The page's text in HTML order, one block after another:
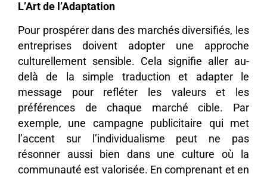
L’Art de l’Adaptation
Pour prospérer dans des marchés diversifiés, les
entreprises doivent adopter une approche
culturellement sensible. Cela signifie aller au-
delà de la simple traduction et adapter le
message pour refléter les valeurs et les
préférences de chaque marché cible. Par
exemple, une campagne publicitaire qui met
l’accent sur l’individualisme peut ne pas
résonner aussi bien dans une culture où la
communauté est valorisée. En comprenant et en